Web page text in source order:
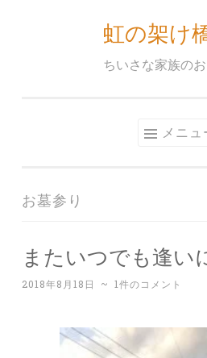
ッ
虹の架け
ちいさな家族の
メニュ
お墓参り
またいつでも逢い
2018年8月18日 ~ 1件のコメント